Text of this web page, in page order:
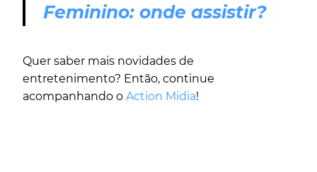
Feminino: onde assistir?
Quer saber mais novidades de
entretenimento? Então, continue
acompanhando o Action Midia!